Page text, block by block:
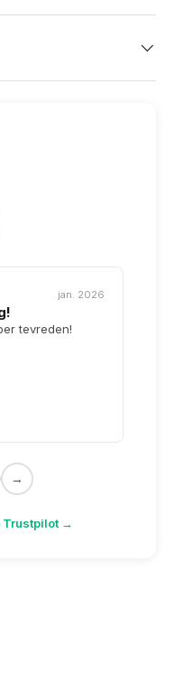
jan. 2026
tevreden!
→
Trustpilot →